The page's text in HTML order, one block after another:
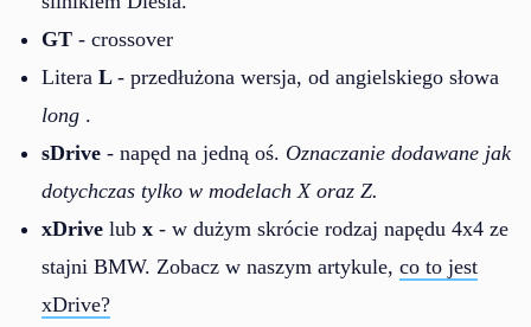
GT - crossover
Litera L - przedłużona wersja, od angielskiego słowa
long .
sDrive - napęd na jedną oś. Oznaczanie dodawane jak
dotychczas tylko w modelach X oraz Z.
xDrive lub x - w dużym skrócie rodzaj napędu 4x4 ze
stajni BMW. Zobacz w naszym artykule, co to jest
xDrive?